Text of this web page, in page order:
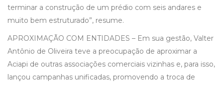
terminar a construção de um prédio com seis andares e
muito bem estruturado”, resume.
APROXIMAÇÃO COM ENTIDADES – Em sua gestão, Valter
Antônio de Oliveira teve a preocupação de aproximar a
Aciapi de outras associações comerciais vizinhas e, para isso,
lançou campanhas unificadas, promovendo a troca de